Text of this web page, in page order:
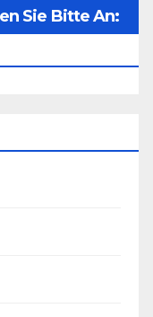
Sie Bitte An: